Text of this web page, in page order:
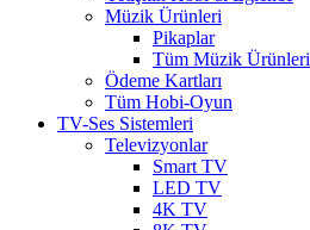
Müzik Ürünleri
Pikaplar
Tüm Müzik Ürünleri
Ödeme Kartları
Tüm Hobi-Oyun
TV-Ses Sistemleri
Televizyonlar
Smart TV
LED TV
4K TV